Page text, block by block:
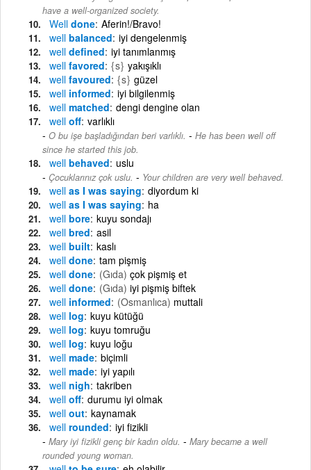
have a well-organized society.
Well done Aferin!/Bravo!
well balanced iyi dengelenmiş
well defined iyi tanımlanmış
well favored {s} yakışıklı
well favoured {s} güzel
well informed iyi bilgilenmiş
well matched dengi dengine olan
well off varlıklı
O bu işe başladığından beri varlıklı. - He has been well off
since he started this job.
well behaved uslu
Çocuklarınız çok uslu. - Your children are very well behaved.
well as I was saying diyordum ki
well as I was saying ha
well bore kuyu sondajı
well bred asil
well built kaslı
well done tam pişmiş
well done (Gıda) çok pişmiş et
well done (Gıda) iyi pişmiş biftek
well informed (Osmanlıca) muttali
well log kuyu kütüğü
well log kuyu tomruğu
well log kuyu loğu
well made biçimli
well made iyi yapılı
well nigh takriben
well off durumu iyi olmak
well out kaynamak
well rounded iyi fizikli
Mary iyi fizikli genç bir kadın oldu. - Mary became a well
rounded young woman.